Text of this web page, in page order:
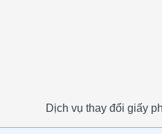
Dịch vụ thay đổi giấy